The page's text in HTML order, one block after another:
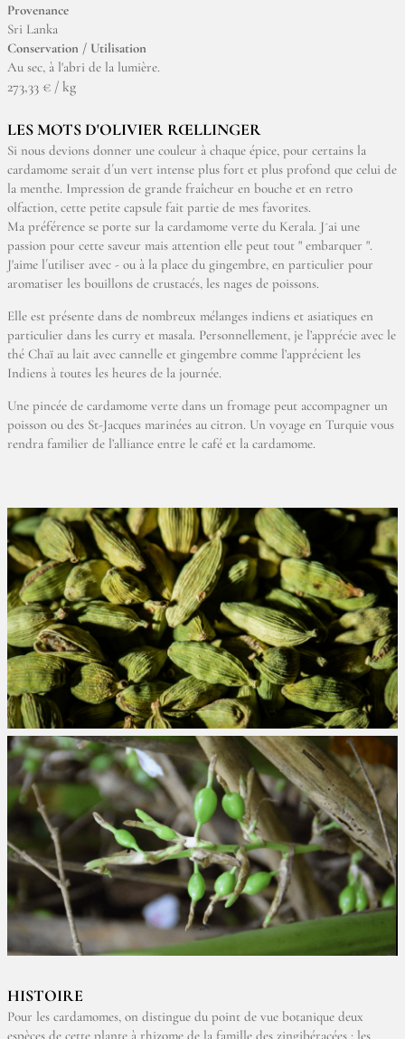
Provenance
Sri Lanka
Conservation / Utilisation
Au sec, à l'abri de la lumière.
273,33 € / kg
LES MOTS D'OLIVIER RŒLLINGER
Si nous devions donner une couleur à chaque épice, pour certains la
cardamome serait d´un vert intense plus fort et plus profond que celui de
la menthe. Impression de grande fraîcheur en bouche et en retro
olfaction, cette petite capsule fait partie de mes favorites.
Ma préférence se porte sur la cardamome verte du Kerala. J´ai une
passion pour cette saveur mais attention elle peut tout " embarquer ".
J'aime l´utiliser avec - ou à la place du gingembre, en particulier pour
aromatiser les bouillons de crustacés, les nages de poissons.
Elle est présente dans de nombreux mélanges indiens et asiatiques en
particulier dans les curry et masala. Personnellement, je l’apprécie avec le
thé Chaï au lait avec cannelle et gingembre comme l’apprécient les
Indiens à toutes les heures de la journée.
Une pincée de cardamome verte dans un fromage peut accompagner un
poisson ou des St-Jacques marinées au citron. Un voyage en Turquie vous
rendra familier de l’alliance entre le café et la cardamome.
HISTOIRE
Pour les cardamomes, on distingue du point de vue botanique deux